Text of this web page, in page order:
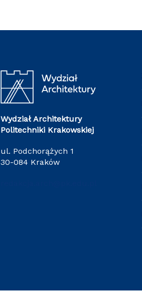
Wydział Architektury
Politechniki Krakowskiej
ul. Podchorążych 1
30-084 Kraków